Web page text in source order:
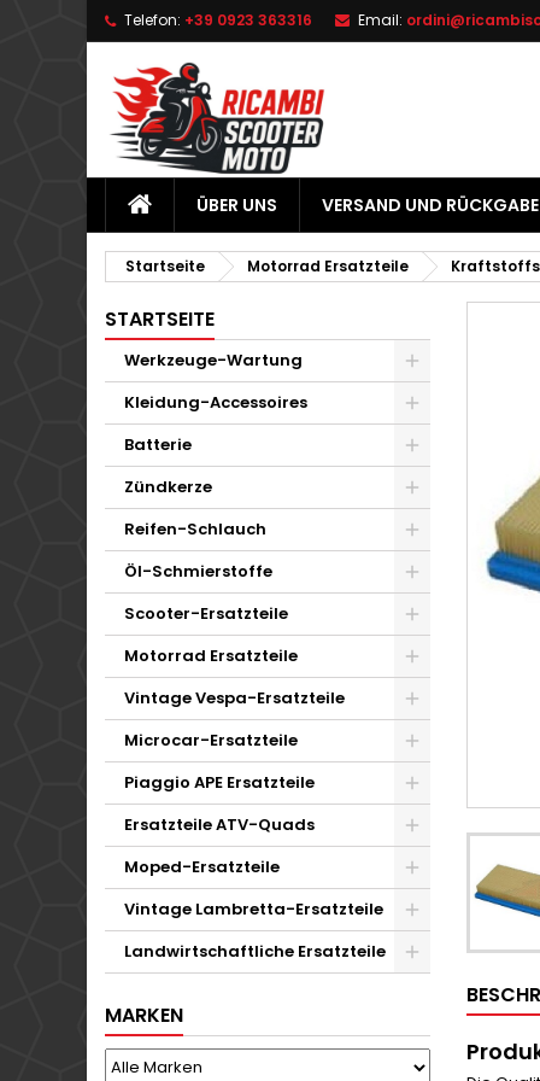
Telefon: +39 0923 363316 Email:
ÜBER UNS VERSAND UND RÜCKGABE
Startseite Motorrad Ersatzteile
STARTSEITE
Werkzeuge-Wartung
Kleidung-Accessoires
Batterie
Zündkerze
Reifen-Schlauch
Öl-Schmierstoffe
Scooter-Ersatzteile
Motorrad Ersatzteile
Vintage Vespa-Ersatzteile
Microcar-Ersatzteile
Piaggio APE Ersatzteile
Ersatzteile ATV-Quads
Moped-Ersatzteile
Vintage Lambretta-Ersatzteile
Landwirtschaftliche Ersatzteile
MARKEN